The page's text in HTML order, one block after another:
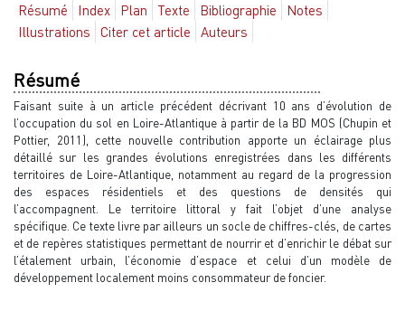
Résumé Index Plan Texte Bibliographie
Notes
Illustrations
Citer cet article Auteurs
Résumé
Faisant suite à un article précédent décrivant 10 ans d’évolution de
l’occupation du sol en Loire-Atlantique à partir de la BD MOS (Chupin et
Pottier, 2011), cette nouvelle contribution apporte un éclairage plus
détaillé sur les grandes évolutions enregistrées dans les différents
territoires de Loire-Atlantique, notamment au regard de la progression
des espaces résidentiels et des questions de densités qui
l’accompagnent. Le territoire littoral y fait l’objet d’une analyse
spécifique. Ce texte livre par ailleurs un socle de chiffres-clés, de cartes
et de repères statistiques permettant de nourrir et d’enrichir le débat sur
l’étalement urbain, l’économie d’espace et celui d’un modèle de
développement localement moins consommateur de foncier.